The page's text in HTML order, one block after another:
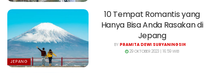
JEPANG
10 Tempat Romantis yang
Hanya Bisa Anda Rasakan di
Jepang
BYPRAMITA DEWI SURYANINGSIH
29 OKTOBER 2023 | 16:59 WIB